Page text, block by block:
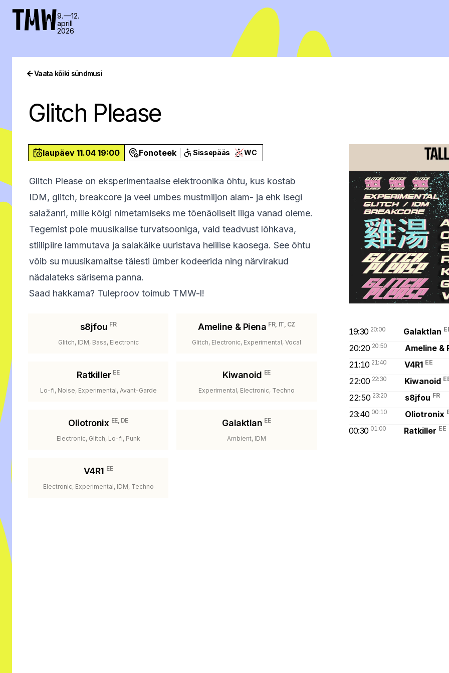
TMW9.—12.
aprill
2026
Vaata kõiki sündmusi
Glitch Please
laupäev 11.04 19:00 Fonoteek Sissepääs WC
Glitch Please on eksperimentaalse elektroonika õhtu, kus kostab
IDM, glitch, breakcore ja veel umbes mustmiljon alam- ja ehk isegi
salažanri, mille kõigi nimetamiseks me tõenäoliselt liiga vanad oleme.
Tegemist pole muusikalise turvatsooniga, vaid teadvust lõhkava,
stiilipiire lammutava ja salakäike uuristava helilise kaosega. See õhtu
võib su muusikamaitse täiesti ümber kodeerida ning närvirakud
nädalateks särisema panna.
Saad hakkama? Tuleproov toimub TMW-l!
s8jfou FR
Glitch, IDM, Bass, Electronic
Ameline & Piena FR, IT, CZ
Glitch, Electronic, Experimental, Vocal
Ratkiller EE
Lo-fi, Noise, Experimental, Avant-Garde
Kiwanoid EE
Experimental, Electronic, Techno
Oliotronix EE, DE
Electronic, Glitch, Lo-fi, Punk
Galaktlan EE
Ambient, IDM
V4R1 EE
Electronic, Experimental, IDM, Techno
19:30 20:00 Galaktlan
20:20 20:50
Ameline &
21:10 21:40 V4R1 EE
22:00 22:30 Kiwanoid
22:50 23:20 s8jfou FR
23:40 00:10 Oliotronix
00:30 01:00 Ratkiller EE